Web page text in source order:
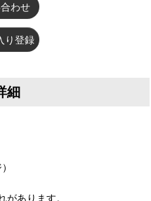
わせ
り登録
細
があります。